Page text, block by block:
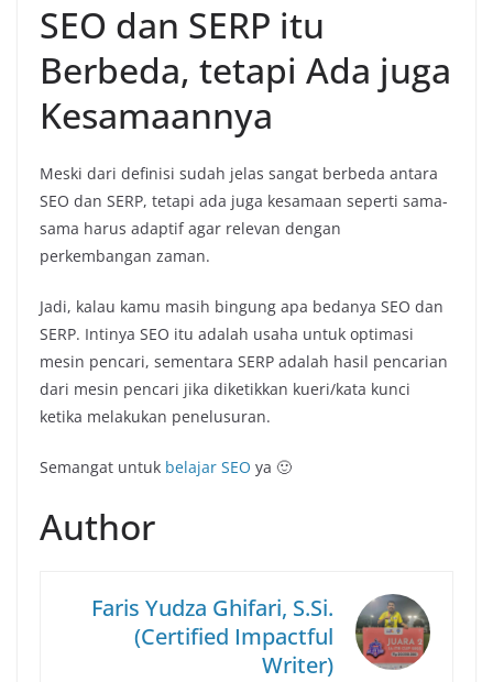
SEO dan SERP itu
Berbeda, tetapi Ada juga
Kesamaannya
Meski dari definisi sudah jelas sangat berbeda antara
SEO dan SERP, tetapi ada juga kesamaan seperti sama-
sama harus adaptif agar relevan dengan
perkembangan zaman.
Jadi, kalau kamu masih bingung apa bedanya SEO dan
SERP. Intinya SEO itu adalah usaha untuk optimasi
mesin pencari, sementara SERP adalah hasil pencarian
dari mesin pencari jika diketikkan kueri/kata kunci
ketika melakukan penelusuran.
Semangat untuk belajar SEO ya 🙂
Author
Faris Yudza Ghifari, S.Si.
(Certified Impactful
Writer)